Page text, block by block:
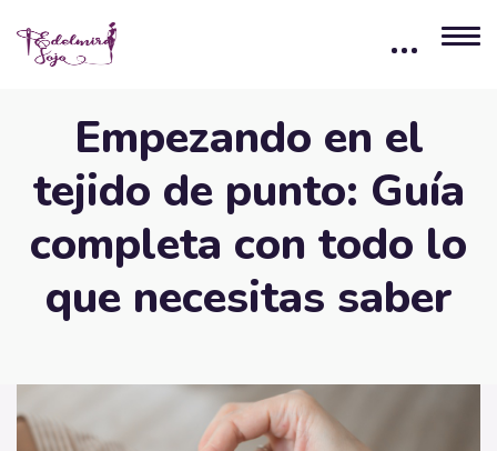
Empezando en el
tejido de punto: Guía
completa con todo lo
que necesitas saber